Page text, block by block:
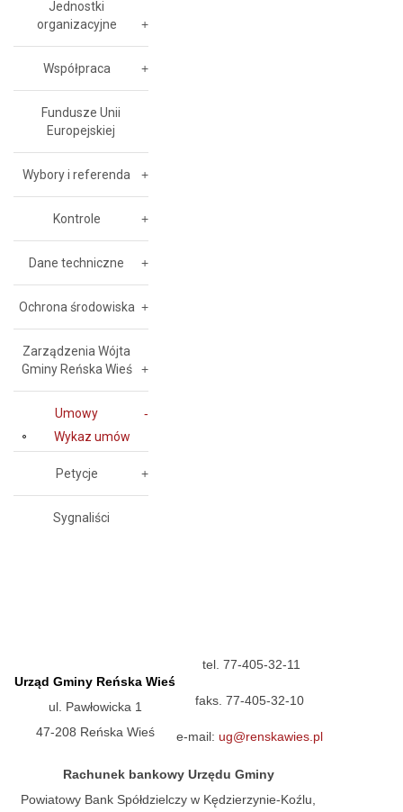
Jednostki
organizacyjne
Współpraca
Fundusze Unii
Europejskiej
Wybory i referenda
Kontrole
Dane techniczne
Ochrona środowiska
Zarządzenia Wójta
Gminy Reńska Wieś
Umowy
Wykaz umów
Petycje
Sygnaliści
Urząd Gminy Reńska Wieś
ul. Pawłowicka 1
47-208 Reńska Wieś
tel. 77-405-32-11
faks. 77-405-32-10
e-mail: ug@renskawies.pl
Rachunek bankowy Urzędu Gminy
Powiatowy Bank Spółdzielczy w Kędzierzynie-Koźlu,